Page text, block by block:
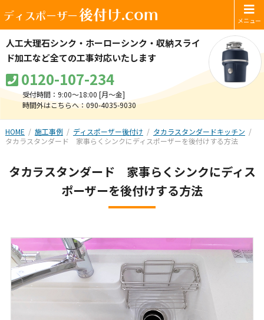
ディスポーザー後付け.com
人工大理石シンク・ホーローシンク・ 収納スライ
ド加工など全ての工事対応いたします
0120-107-234
受付時間：9:00～18:00 [月〜金]
時間外はこちらへ：090-4035-9030
HOME 施工事例 ディスポーザー後付け
タカラスタンダードキッチン
タカラスタンダード 家事らくシンクにディスポーザーを後付けする方法
タカラスタンダード 家事らくシンクにディス
ポーザーを後付けする方法